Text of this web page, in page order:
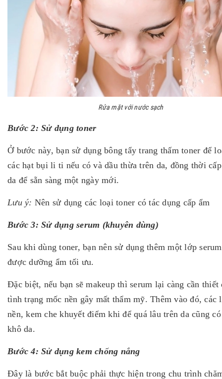
Rửa mặt với nước sạch
Bước 2: Sử dụng toner
Ở bước này, bạn sử dụng bông tẩy trang thấm toner để
các hạt bụi li ti nếu có và dầu thừa trên da, đồng thời
da để sẵn sàng một ngày mới.
Lưu ý: Nên sử dụng các loại toner có tác dụng cấp ẩm
Bước 3: Sử dụng serum (khuyên dùng)
Sau khi dùng toner, bạn nên sử dụng thêm một lớp
được dưỡng ẩm tối ưu.
Đặc biệt, nếu bạn sẽ makeup thì serum lại càng cần thiết
tình trạng mốc nền gây mất thẩm mỹ. Thêm vào đó, các
nền, kem che khuyết điểm khi để quá lâu trên da cũng
khô da.
Bước 4: Sử dụng kem chống nắng
Đây là bước bắt buộc phải thực hiện trong chu trình